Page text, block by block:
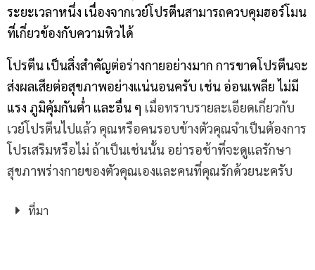
ระยะเวลาหนึ่ง เนื่องจากเวย์โปรตีนสามารถควบคุมฮอร์โมน
ที่เกี่ยวข้องกับความหิวได้
โปรตีน เป็นสิ่งสำคัญต่อร่างกายอย่างมาก การขาดโปรตีนจะ
ส่งผลเสียต่อสุขภาพอย่างแน่นอนครับ เช่น อ่อนเพลีย ไม่มี
แรง ภูมิคุ้มกันต่ำ และอื่น ๆ เมื่อทราบรายละเอียดเกี่ยวกับ
เวย์โปรตีนไปแล้ว คุณหรือคนรอบข้างตัวคุณจำเป็นต้องการ
โปรเสริมหรือไม่ ถ้าเป็นเช่นนั้น อย่ารอช้าที่จะดูแลรักษา
สุขภาพร่างกายของตัวคุณเองและคนที่คุณรักด้วยนะครับ
ที่มา